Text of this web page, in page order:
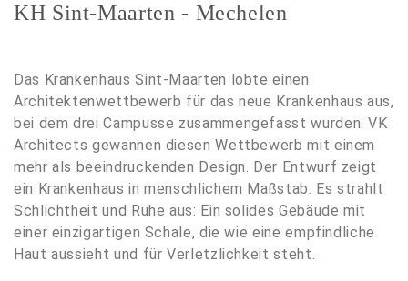
KH Sint-Maarten - Mechelen
Das Krankenhaus Sint-Maarten lobte einen
Architektenwettbewerb für das neue Krankenhaus aus,
bei dem drei Campusse zusammengefasst wurden. VK
Architects gewannen diesen Wettbewerb mit einem
mehr als beeindruckenden Design. Der Entwurf zeigt
ein Krankenhaus in menschlichem Maßstab. Es strahlt
Schlichtheit und Ruhe aus: Ein solides Gebäude mit
einer einzigartigen Schale, die wie eine empfindliche
Haut aussieht und für Verletzlichkeit steht.